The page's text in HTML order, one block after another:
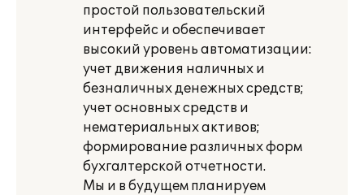
простой пользовательский
интерфейс и обеспечивает
высокий уровень автоматизации:
учет движения наличных и
безналичных денежных средств;
учет основных средств и
нематериальных активов;
формирование различных форм
бухгалтерской отчетности.
Мы и в будущем планируем